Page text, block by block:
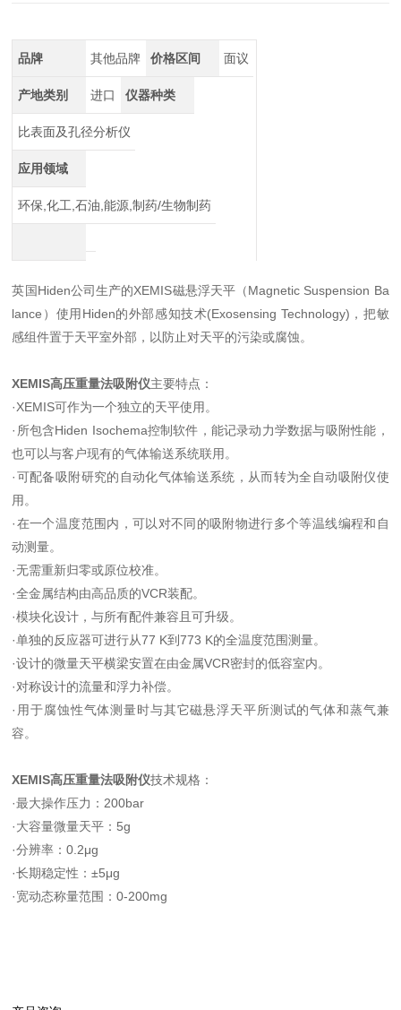
品牌 其他品牌 价格区间 面议
产地类别 进口 仪器种类
比表面及孔径分析仪
应用领域
环保,化工,石油,能源,制药/生物制药
英国Hiden公司生产的XEMIS磁悬浮天平（Magnetic Suspension Ba
lance）使用Hiden的外部感知技术(Exosensing Technology)，把敏
感组件置于天平室外部，以防止对天平的污染或腐蚀。
XEMIS高压重量法吸附仪主要特点：
·XEMIS可作为一个独立的天平使用。
·所包含Hiden Isochema控制软件，能记录动力学数据与吸附性能，
也可以与客户现有的气体输送系统联用。
·可配备吸附研究的自动化气体输送系统，从而转为全自动吸附仪使
用。
·在一个温度范围内，可以对不同的吸附物进行多个等温线编程和自
动测量。
·无需重新归零或原位校准。
·全金属结构由高品质的VCR装配。
·模块化设计，与所有配件兼容且可升级。
·单独的反应器可进行从77 K到773 K的全温度范围测量。
·设计的微量天平横梁安置在由金属VCR密封的低容室内。
·对称设计的流量和浮力补偿。
·用于腐蚀性气体测量时与其它磁悬浮天平所测试的气体和蒸气兼
容。
XEMIS高压重量法吸附仪技术规格：
·最大操作压力：200bar
·大容量微量天平：5g
·分辨率：0.2μg
·长期稳定性：±5μg
·宽动态称量范围：0-200mg